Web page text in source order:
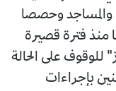
والمساجد وحصصا
منذ فترة قصيرة
للوقوف على الحالة
بإجراءات